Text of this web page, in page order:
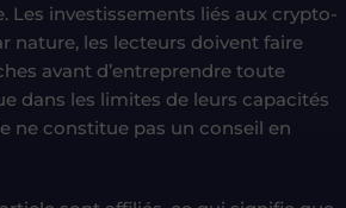
Les investissements liés aux crypto-
nature, les lecteurs doivent faire
avant d’entreprendre toute
dans les limites de leurs capacités
ne constitue pas un conseil en